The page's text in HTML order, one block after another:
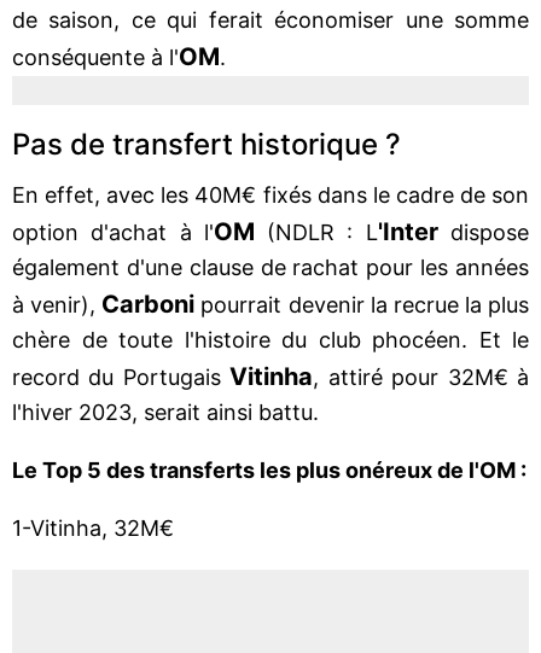
de saison, ce qui ferait économiser une somme
conséquente à l'OM.
Pas de transfert historique ?
En effet, avec les 40M€ fixés dans le cadre de son
option d'achat à l'OM (NDLR : L'Interdispose
également d'une clause de rachat pour les années
à venir), Carboni pourrait devenir la recrue la plus
chère de toute l'histoire du club phocéen. Et le
record du PortugaisVitinha, attiré pour 32M€ à
l'hiver 2023, serait ainsi battu.
Le Top 5 des transferts les plus onéreux de l'OM :
1-Vitinha, 32M€